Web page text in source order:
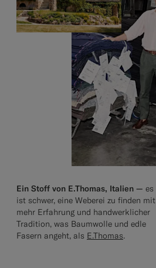
Ein Stoff von E.Thomas, Italien — es
ist schwer, eine Weberei zu finden mit
mehr Erfahrung und handwerklicher
Tradition, was Baumwolle und edle
Fasern angeht, als E.Thomas.